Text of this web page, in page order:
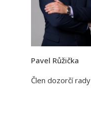
Pavel Růžička
Člen dozorčí rady